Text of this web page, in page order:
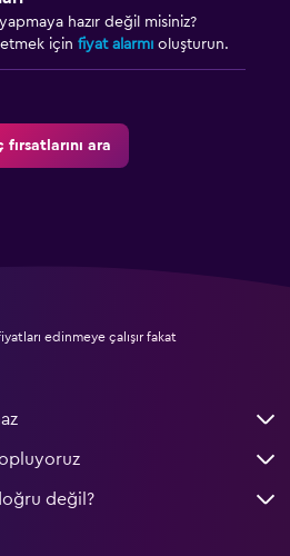
hazır değil misiniz?
etmek için fiyat alarmı oluşturun.
fırsatlarını ara
edinmeye çalışır fakat
değil?